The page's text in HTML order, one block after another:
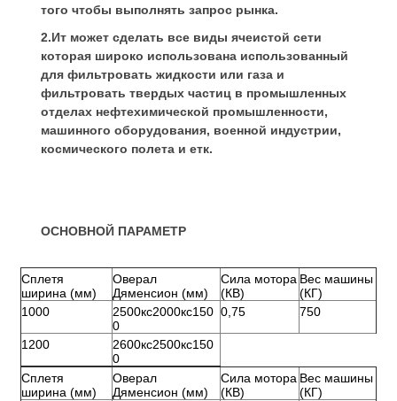
того чтобы выполнять запрос рынка.
2.Ит может сделать все виды ячеистой сети
которая широко использована использованный
для фильтровать жидкости или газа и
фильтровать твердых частиц в промышленных
отделах нефтехимической промышленности,
машинного оборудования, военной индустрии,
космического полета и етк.
ОСНОВНОЙ ПАРАМЕТР
Сплетя
ширина (мм)
Оверал
Дяменсион (мм)
Сила мотора
(КВ)
Вес машины
(КГ)
1000
2500кс2000кс150
0
0,75 750
1200
2600кс2500кс150
0
Сплетя
ширина (мм)
Оверал
Дяменсион (мм)
Сила мотора
(КВ)
Вес машины
(КГ)